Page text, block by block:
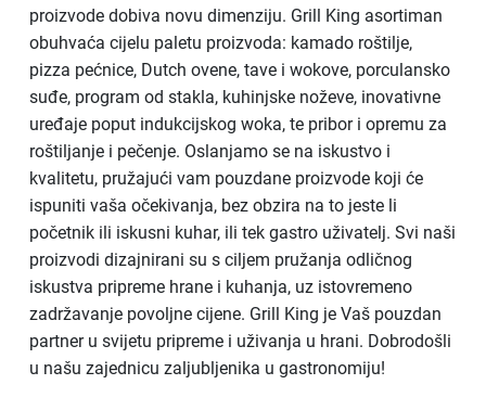
proizvode dobiva novu dimenziju. Grill King asortiman
obuhvaća cijelu paletu proizvoda: kamado roštilje,
pizza pećnice, Dutch ovene, tave i wokove, porculansko
suđe, program od stakla, kuhinjske noževe, inovativne
uređaje poput indukcijskog woka, te pribor i opremu za
roštiljanje i pečenje. Oslanjamo se na iskustvo i
kvalitetu, pružajući vam pouzdane proizvode koji će
ispuniti vaša očekivanja, bez obzira na to jeste li
početnik ili iskusni kuhar, ili tek gastro uživatelj. Svi naši
proizvodi dizajnirani su s ciljem pružanja odličnog
iskustva pripreme hrane i kuhanja, uz istovremeno
zadržavanje povoljne cijene. Grill King je Vaš pouzdan
partner u svijetu pripreme i uživanja u hrani. Dobrodošli
u našu zajednicu zaljubljenika u gastronomiju!